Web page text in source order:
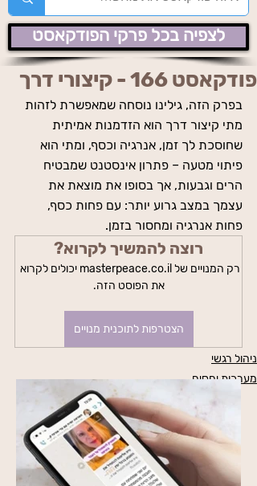
לצפיה בכל פרקי הפודקאסט
פודקאסט 166 - קיצורי דרך
בפרק הזה, גילינו נוסחה שמאפשרת לזהות
מתי קיצור דרך הוא הזדמנות אמיתית
שחוסכת לך זמן, אנרגיה וכסף, ומתי הוא
פיתוי מטעה – פתרון אינסטנט שמבטיח
הרים וגבעות, אך בסופו את מוצאת את
עצמך במצב גרוע יותר: עם פחות כסף,
פחות אנרגיה ומחסור בזמן.
רוצה להמשיך לקרוא?
רק המנויים של masterpeace.co.il יכולים לקרוא
את הפוסט הזה.
הצטרפות לתוכנית מנויים
ניהול רגשי
מערכות יחסים